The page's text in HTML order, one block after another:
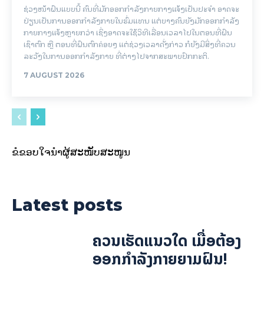
ຊ່ວງໜ້າຝົນແບບນີ້ ຄົນທີ່ມັກອອກກຳລັງກາຍກາງແຈ້ງເປັນປະຈຳ ອາດຈະ
ປ່ຽນເປັນການອອກກຳລັງກາຍໃນຮົ່ມແທນ ແຕ່ບາງຄົນຍັງມັກອອກກຳລັງ
ກາຍກາງແຈ້ງຫຼາຍກວ່າ ເຊິ່ງອາດຈະໃຊ້ວິທີເລື່ອນເວລາໄປໃນຕອນທີ່ຝົນ
ເຊົາຕົກ ຫຼື ຕອນທີ່ຝົນຕົກຄ່ອຍໆ ແຕ່ຊ່ວງເວລາດັ່ງກ່າວ ກໍຍັງມີສິ່ງທີ່ຄວນ
ລະວັງໃນການອອກກຳລັງກາຍ ທີ່ຕ່າງໄປຈາກສະພາບປົກກະຕິ.
7 AUGUST 2026
ຂໍຂອບໃຈນຳຜູ້ສະໜັບສະໜູນ
Latest posts
ຄວນເຮັດແນວໃດ ເມື່ອຕ້ອງ
ອອກກຳລັງກາຍຍາມຝົນ!